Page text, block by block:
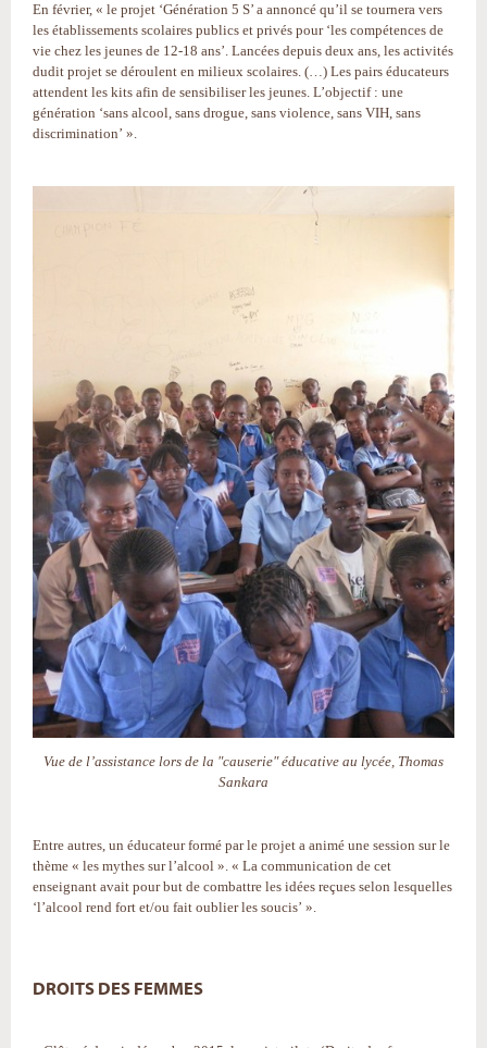
En février, « le projet ‘Génération 5 S’ a annoncé qu’il se tournera vers
les établissements scolaires publics et privés pour ‘les compétences de
vie chez les jeunes de 12-18 ans’. Lancées depuis deux ans, les activités
dudit projet se déroulent en milieux scolaires. (…) Les pairs éducateurs
attendent les kits afin de sensibiliser les jeunes. L’objectif : une
génération ‘sans alcool, sans drogue, sans violence, sans VIH, sans
discrimination’ ».
Vue de l’assistance lors de la "causerie" éducative au lycée, Thomas
Sankara
Entre autres, un éducateur formé par le projet a animé une session sur le
thème « les mythes sur l’alcool ». « La communication de cet
enseignant avait pour but de combattre les idées reçues selon lesquelles
‘l’alcool rend fort et/ou fait oublier les soucis’ ».
DROITS DES FEMMES